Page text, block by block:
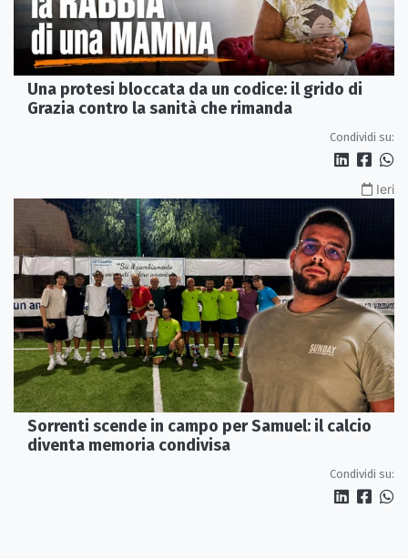
Una protesi bloccata da un codice: il grido di
Grazia contro la sanità che rimanda
Condividi su:
Ieri
Sorrenti scende in campo per Samuel: il calcio
diventa memoria condivisa
Condividi su: